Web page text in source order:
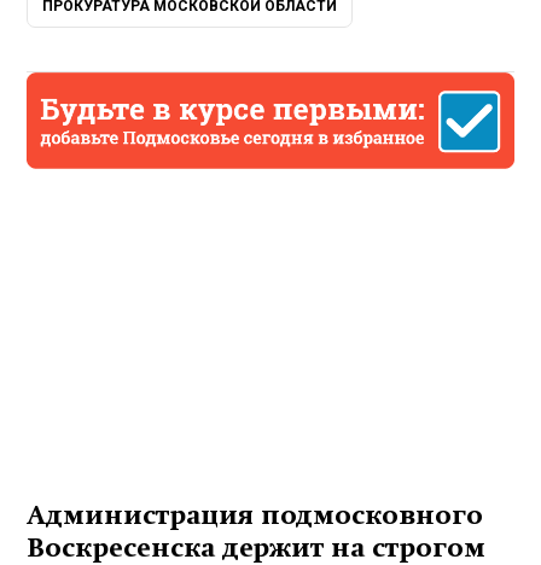
ПРОКУРАТУРА МОСКОВСКОЙ ОБЛАСТИ
Администрация подмосковного
Воскресенска держит на строгом